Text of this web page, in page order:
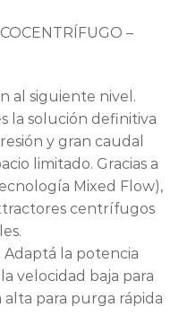
–
al siguiente nivel.
la solución definitiva
y gran caudal
limitado. Gracias a
Mixed Flow),
centrífugos
Adaptá la potencia
velocidad baja para
para purga rápida